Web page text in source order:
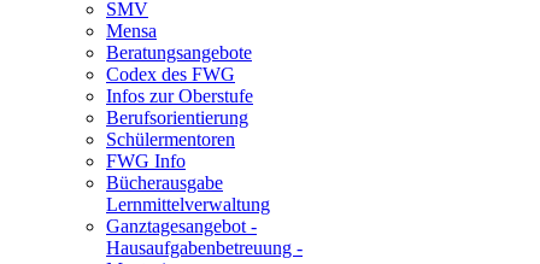
SMV
Mensa
Beratungsangebote
Codex des FWG
Infos zur Oberstufe
Berufsorientierung
Schülermentoren
FWG Info
Bücherausgabe
Lernmittelverwaltung
Ganztagesangebot -
Hausaufgabenbetreuung -